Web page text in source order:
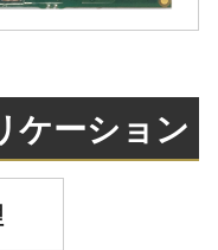
ケーション